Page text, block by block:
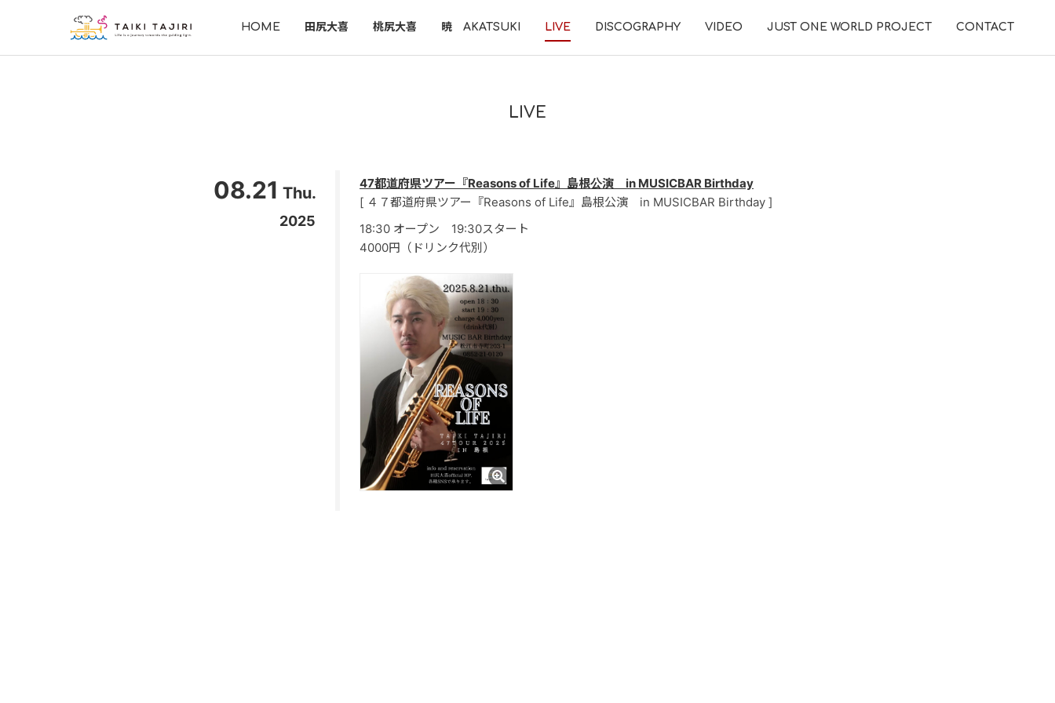
HOME 田尻大喜 桃尻大喜 暁 AKATSUKI LIVE DISCOGRAPHY VIDEO JUST ONE WORLD PROJECT CONTACT
LIVE
08.21 Thu.
2025
47都道府県ツアー『Reasons of Life』島根公演 in MUSICBAR Birthday
[ ４７都道府県ツアー『Reasons of Life』島根公演 in MUSICBAR Birthday ]
18:30 オープン 19:30スタート
4000円（ドリンク代別）